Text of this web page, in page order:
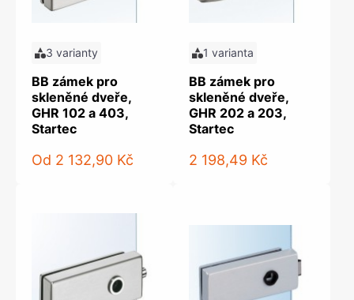
3 varianty
BB zámek pro
skleněné dveře,
GHR 102 a 403,
Startec
Od 2 132,90 Kč
1 varianta
BB zámek pro
skleněné dveře,
GHR 202 a 203,
Startec
2 198,49 Kč